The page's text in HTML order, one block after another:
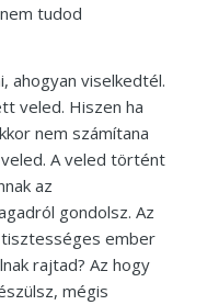
tudod
ahogyan viselkedtél.
veled. Hiszen ha
nem számítana
A veled történt
az
gondolsz. Az
ember
rajtad? Az hogy
mégis